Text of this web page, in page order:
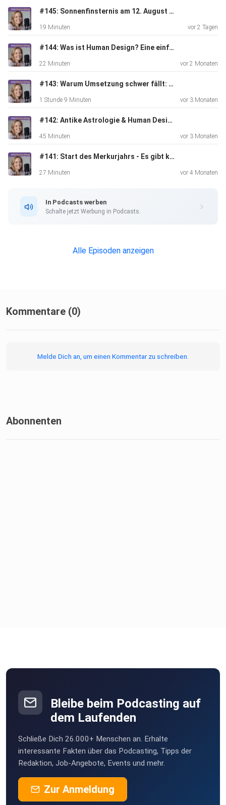
Wenn du deine Fragen zu Human Design Themen und/ oder
deiner
individuellen Chart beantwortet haben möchtest, dann
gerne direkt unter der Folge oder schreibe mir auf
Instagram:
https://jessicaheinrich.com/hd-chart/
#145: Sonnenfinsternis am 12. August - Das kosmische Event, das du nicht ignorieren solltest
19 Minuten vor 2 Tagen
#144: Was ist Human Design? Eine einfache Erklarung!
22 Minuten vor 2 Monaten
#143: Warum Umsetzung schwer fällt: Hohe Intelligenz, Human Design & der Weg aus dem Selbstzweifel - Gespräch mit Miriam Michaelsen
1 Stunde 9 Minuten vor 3 Monaten
#142: Antike Astrologie & Human Design - Gespräch mit Carina Harsch
45 Minuten vor 3 Monaten
#141: Start des Merkurjahrs - Es gibt kein zurück mehr!
27 Minuten vor 4 Monaten
In Podcasts werben
Schalte jetzt Werbung in Podcasts.
Alle Episoden anzeigen
Kommentare (0)
Melde Dich an, um einen Kommentar zu schreiben.
Abonnenten
Bleibe beim Podcasting auf
dem Laufenden
Schließe Dich 26.000+ Menschen an. Erhalte
interessante Fakten über das Podcasting, Tipps der
Redaktion, Job-Angebote, Events und mehr.
Zur Anmeldung